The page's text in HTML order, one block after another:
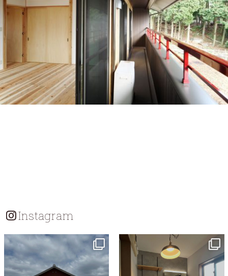
Instagram
tomohouseinc
tomohouseinc
7月 13